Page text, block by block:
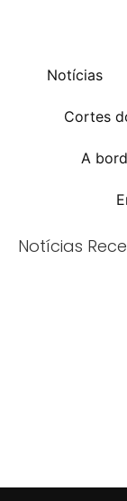
Notícias
Cortes
A
Notícias